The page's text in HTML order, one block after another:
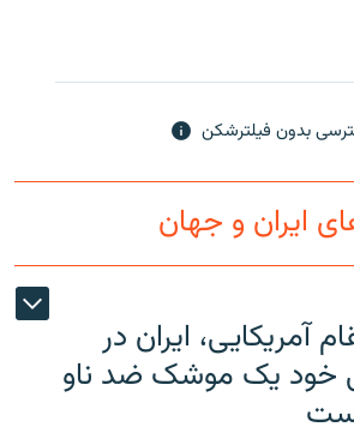
بدون فیلترشکن
ایران و جهان
آمریکایی، ایران در
خود یک موشک ضد ناو